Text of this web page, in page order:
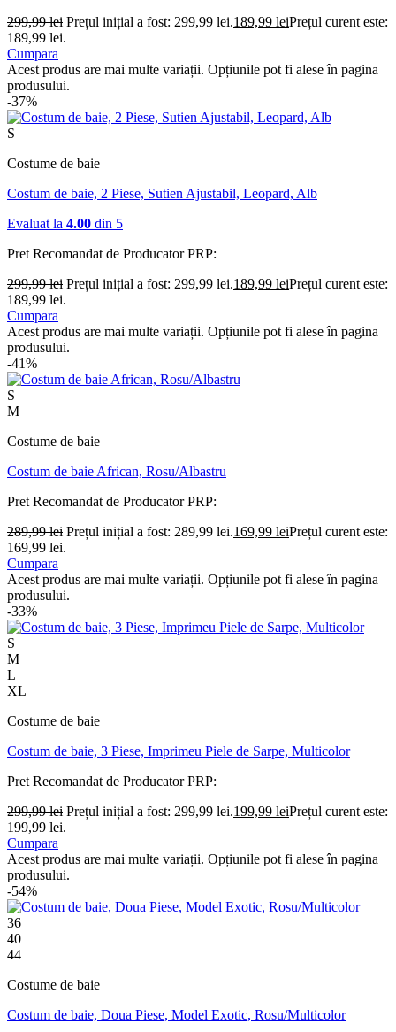
299,99lei Prețul inițial a fost: 299,99 lei.189,99 leiPrețul curent este:
189,99 lei.
Cumpara
Acest produs are mai multe variații. Opțiunile pot fi alese în pagina
produsului.
-37%
S
Costume de baie
Costum de baie, 2 Piese, Sutien Ajustabil, Leopard, Alb
Evaluat la 4.00 din 5
Pret Recomandat de ProducatorPRP:
299,99lei Prețul inițial a fost: 299,99 lei.189,99 leiPrețul curent este:
189,99 lei.
Cumpara
Acest produs are mai multe variații. Opțiunile pot fi alese în pagina
produsului.
-41%
S
M
Costume de baie
Costum de baie African, Rosu/Albastru
Pret Recomandat de ProducatorPRP:
289,99lei Prețul inițial a fost: 289,99 lei.169,99 leiPrețul curent este:
169,99 lei.
Cumpara
Acest produs are mai multe variații. Opțiunile pot fi alese în pagina
produsului.
-33%
S
M
L
XL
Costume de baie
Costum de baie, 3 Piese, Imprimeu Piele de Sarpe, Multicolor
Pret Recomandat de ProducatorPRP:
299,99lei Prețul inițial a fost: 299,99 lei.199,99 leiPrețul curent este:
199,99 lei.
Cumpara
Acest produs are mai multe variații. Opțiunile pot fi alese în pagina
produsului.
-54%
36
40
44
Costume de baie
Costum de baie, Doua Piese, Model Exotic, Rosu/Multicolor